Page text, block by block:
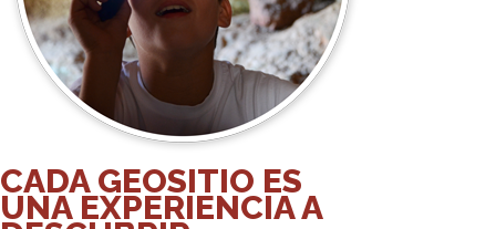
CADA GEOSITIO ES
UNA EXPERIENCIA A